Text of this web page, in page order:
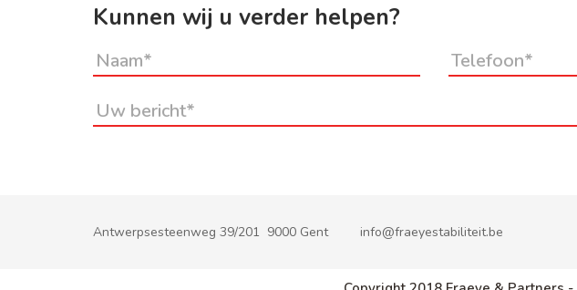
Kunnen wij u verder helpen?
Antwerpsesteenweg 39/201 9000 Gent info@fraeyestabiliteit.be